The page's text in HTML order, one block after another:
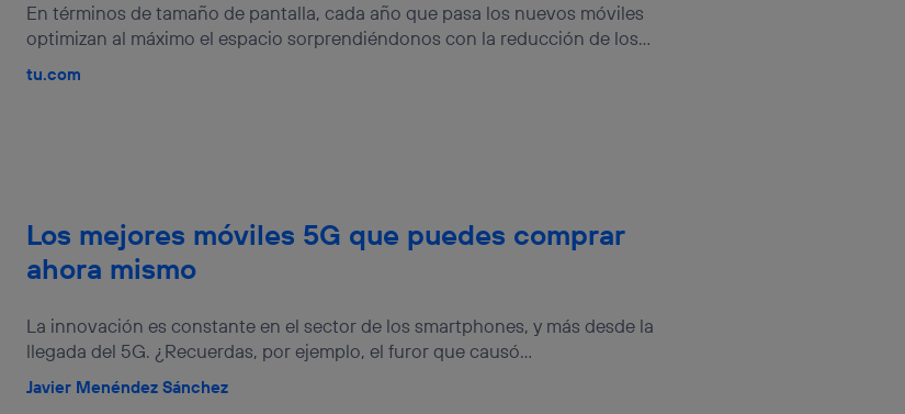
En términos de tamaño de pantalla, cada año que pasa los nuevos móviles
optimizan al máximo el espacio sorprendiéndonos con la reducción de los...
tu.com
Los mejores móviles 5G que puedes comprar
ahora mismo
La innovación es constante en el sector de los smartphones, y más desde la
llegada del 5G. ¿Recuerdas, por ejemplo, el furor que causó...
Javier Menéndez Sánchez